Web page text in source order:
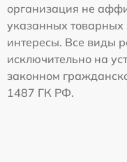
организация не
указанных товарных
интересы. Все виды
исключительно на
законном
1487 ГК РФ.